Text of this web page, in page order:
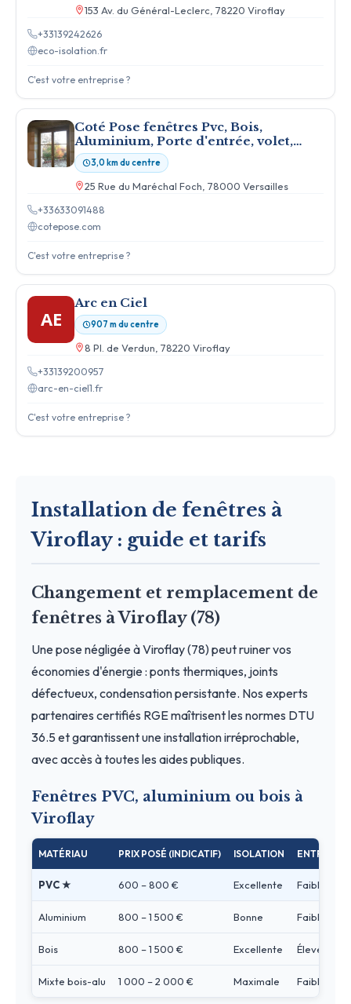
153 Av. du Général-Leclerc, 78220 Viroflay
+33139242626
eco-isolation.fr
C'est votre entreprise ?
Coté Pose fenêtres Pvc, Bois,
Aluminium, Porte d'entrée, volet,
pergola à Versailles 78
3,0 km du centre
25 Rue du Maréchal Foch, 78000 Versailles
+33633091488
cotepose.com
C'est votre entreprise ?
AE
Arc en Ciel
907 m du centre
8 Pl. de Verdun, 78220 Viroflay
+33139200957
arc-en-ciel1.fr
C'est votre entreprise ?
Installation de fenêtres à
Viroflay : guide et tarifs
Changement et remplacement de
fenêtres à Viroflay (78)
Une pose négligée à Viroflay (78) peut ruiner vos
économies d'énergie : ponts thermiques, joints
défectueux, condensation persistante. Nos experts
partenaires certifiés RGE maîtrisent les normes DTU
36.5 et garantissent une installation irréprochable,
avec accès à toutes les aides publiques.
Fenêtres PVC, aluminium ou bois à
Viroflay
MATÉRIAU PRIX POSÉ (INDICATIF) ISOLATION ENTRETIEN
PVC ★ 600 – 800 € Excellente Faible
Aluminium 800 – 1 500 € Bonne Faible
Bois 800 – 1 500 € Excellente Élevé
Mixte bois-alu 1 000 – 2 000 € Maximale Faible